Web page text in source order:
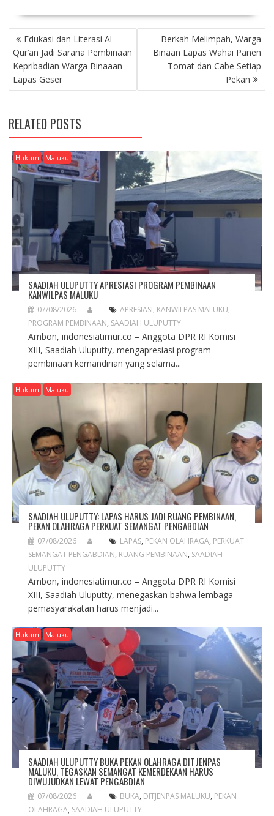
P
O
S
T
N
V
I
G
A
T
O
Edukasi dan Literasi Al-
Qur’an Jadi Sarana Pembinaan
Kepribadian Warga Binaaan
Lapas Geser
Berkah Melimpah, Warga
Binaan Lapas Wahai Panen
Tomat dan Cabe Setiap
Pekan
RELATED POSTS
Hukum Maluku
SAADIAH ULUPUTTY APRESIASI PROGRAM PEMBINAAN
KANWILPAS MALUKU
07/08/2026 APRESIASI, KANWILPAS MALUKU,
PROGRAM PEMBINAAN, SAADIAH ULUPUTTY
Ambon, indonesiatimur.co – Anggota DPR RI Komisi
XIII, Saadiah Uluputty, mengapresiasi program
pembinaan kemandirian yang selama...
Hukum Maluku
SAADIAH ULUPUTTY: LAPAS HARUS JADI RUANG PEMBINAAN,
PEKAN OLAHRAGA PERKUAT SEMANGAT PENGABDIAN
07/08/2026 LAPAS, PEKAN OLAHRAGA, PERKUAT
SEMANGAT PENGABDIAN, RUANG PEMBINAAN, SAADIAH
ULUPUTTY
Ambon, indonesiatimur.co – Anggota DPR RI Komisi
XIII, Saadiah Uluputty, menegaskan bahwa lembaga
pemasyarakatan harus menjadi...
Hukum Maluku
SAADIAH ULUPUTTY BUKA PEKAN OLAHRAGA DITJENPAS
MALUKU, TEGASKAN SEMANGAT KEMERDEKAAN HARUS
DIWUJUDKAN LEWAT PENGABDIAN
07/08/2026 BUKA, DITJENPAS MALUKU, PEKAN
OLAHRAGA, SAADIAH ULUPUTTY